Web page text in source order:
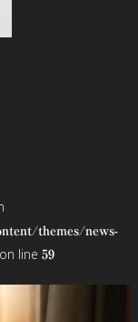
themes/news-
line 59